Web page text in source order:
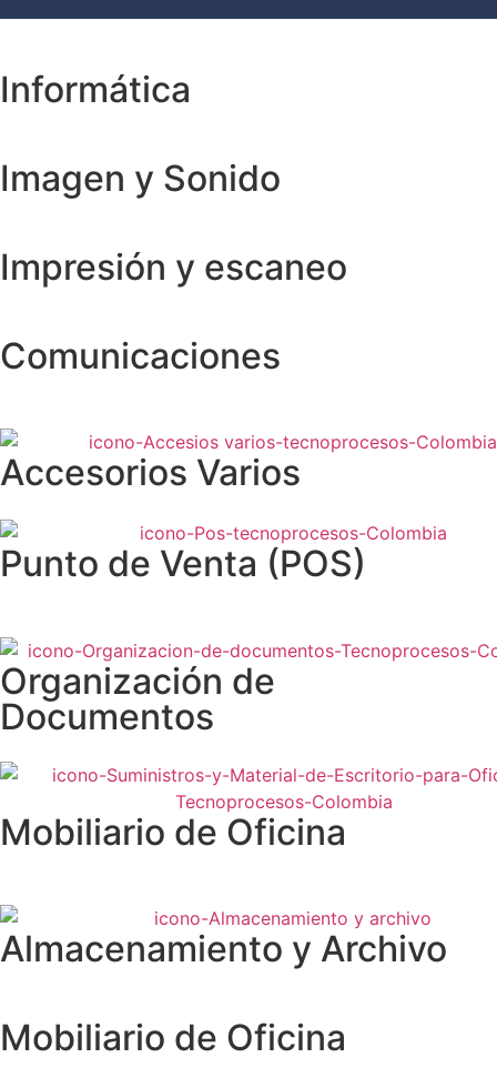
Informática
Imagen y Sonido
Impresión y escaneo
Comunicaciones
Accesorios Varios
Punto de Venta (POS)
Organización de
Documentos
Mobiliario de Oficina
Almacenamiento y Archivo
Mobiliario de Oficina